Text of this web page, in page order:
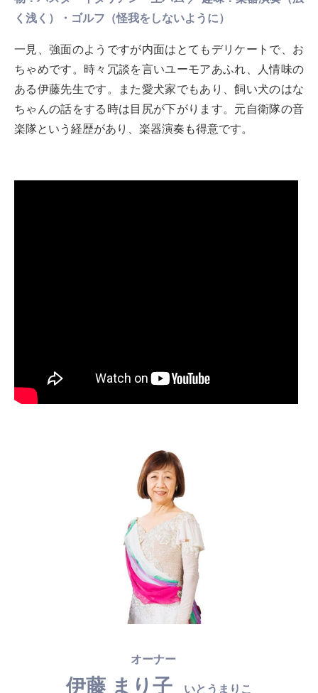
く浅く）・ゴルフ（怪我をしないように）
一見、強面のようですが内面はとてもデリケートで、お
ちゃめです。時々冗談を言いユーモアあふれ、人情味の
ある伊藤先生です。また愛犬家でもあり、飼い犬のはな
ちゃんの話をする時は目尻が下がります。元自衛隊の音
楽隊という経歴があり、楽器演奏も得意です。
オーナー
伊藤 まり子 いとうまりこ